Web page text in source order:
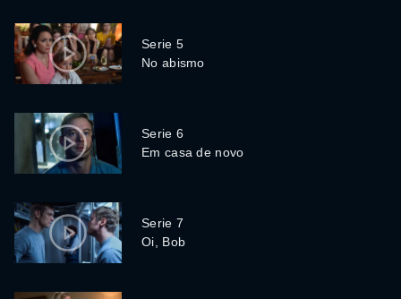
Serie 5
No abismo
Serie 6
Em casa de novo
Serie 7
Oi, Bob